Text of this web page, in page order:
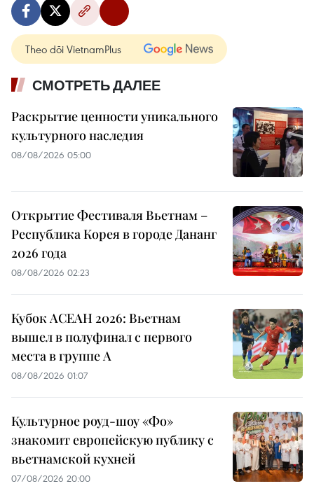
Theo dõi VietnamPlus
СМОТРЕТЬ ДАЛЕЕ
Раскрытие ценности уникального
культурного наследия
08/08/2026 05:00
Открытие Фестиваля Вьетнам –
Республика Корея в городе Дананг
2026 года
08/08/2026 02:23
Кубок АСЕАН 2026: Вьетнам
вышел в полуфинал с первого
места в группе A
08/08/2026 01:07
Культурное роуд-шоу «Фо»
знакомит европейскую публику с
вьетнамской кухней
07/08/2026 20:00